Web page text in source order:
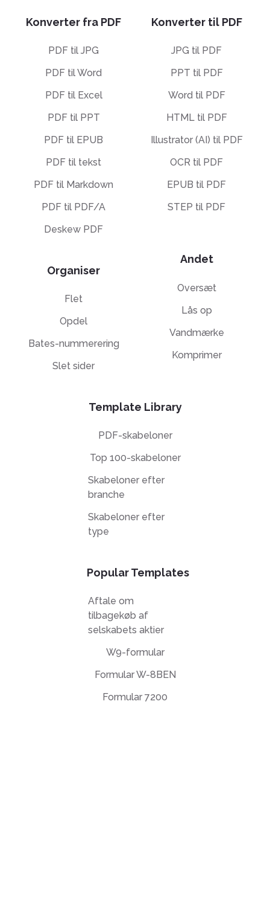
Konverter fra PDF
PDF til JPG
PDF til Word
PDF til Excel
PDF til PPT
PDF til EPUB
PDF til tekst
PDF til Markdown
PDF til PDF/A
Deskew PDF
Organiser
Flet
Opdel
Bates-nummerering
Slet sider
Konverter til PDF
JPG til PDF
PPT til PDF
Word til PDF
HTML til PDF
Illustrator (AI) til PDF
OCR til PDF
EPUB til PDF
STEP til PDF
Andet
Oversæt
Lås op
Vandmærke
Komprimer
Template Library
PDF-skabeloner
Top 100-skabeloner
Skabeloner efter
branche
Skabeloner efter
type
Popular Templates
Aftale om
tilbagekøb af
selskabets aktier
W9-formular
Formular W-8BEN
Formular 7200